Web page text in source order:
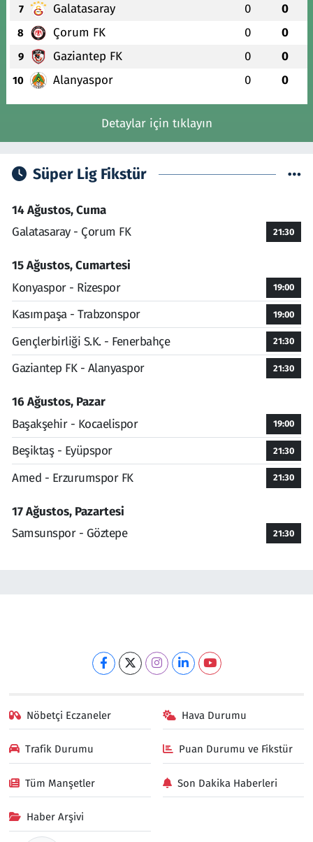
7 Galatasaray 0 0
8 Çorum FK 0 0
9 Gaziantep FK 0 0
10 Alanyaspor 0 0
Detaylar için tıklayın
Süper Lig Fikstür
14 Ağustos, Cuma
Galatasaray - Çorum FK
21:30
15 Ağustos, Cumartesi
Konyaspor - Rizespor
19:00
Kasımpaşa - Trabzonspor 19:00
Gençlerbirliği S.K. - Fenerbahçe 21:30
Gaziantep FK - Alanyaspor 21:30
16 Ağustos, Pazar
Başakşehir - Kocaelispor
19:00
Beşiktaş - Eyüpspor 21:30
Amed - Erzurumspor FK 21:30
17 Ağustos, Pazartesi
Samsunspor - Göztepe
21:30
Nöbetçi Eczaneler Hava Durumu
Trafik Durumu Puan Durumu ve Fikstür
Tüm Manşetler Son Dakika Haberleri
Haber Arşivi